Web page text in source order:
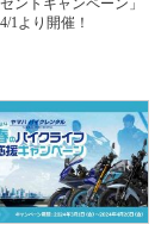
ントキャンペーン」
1より開催！